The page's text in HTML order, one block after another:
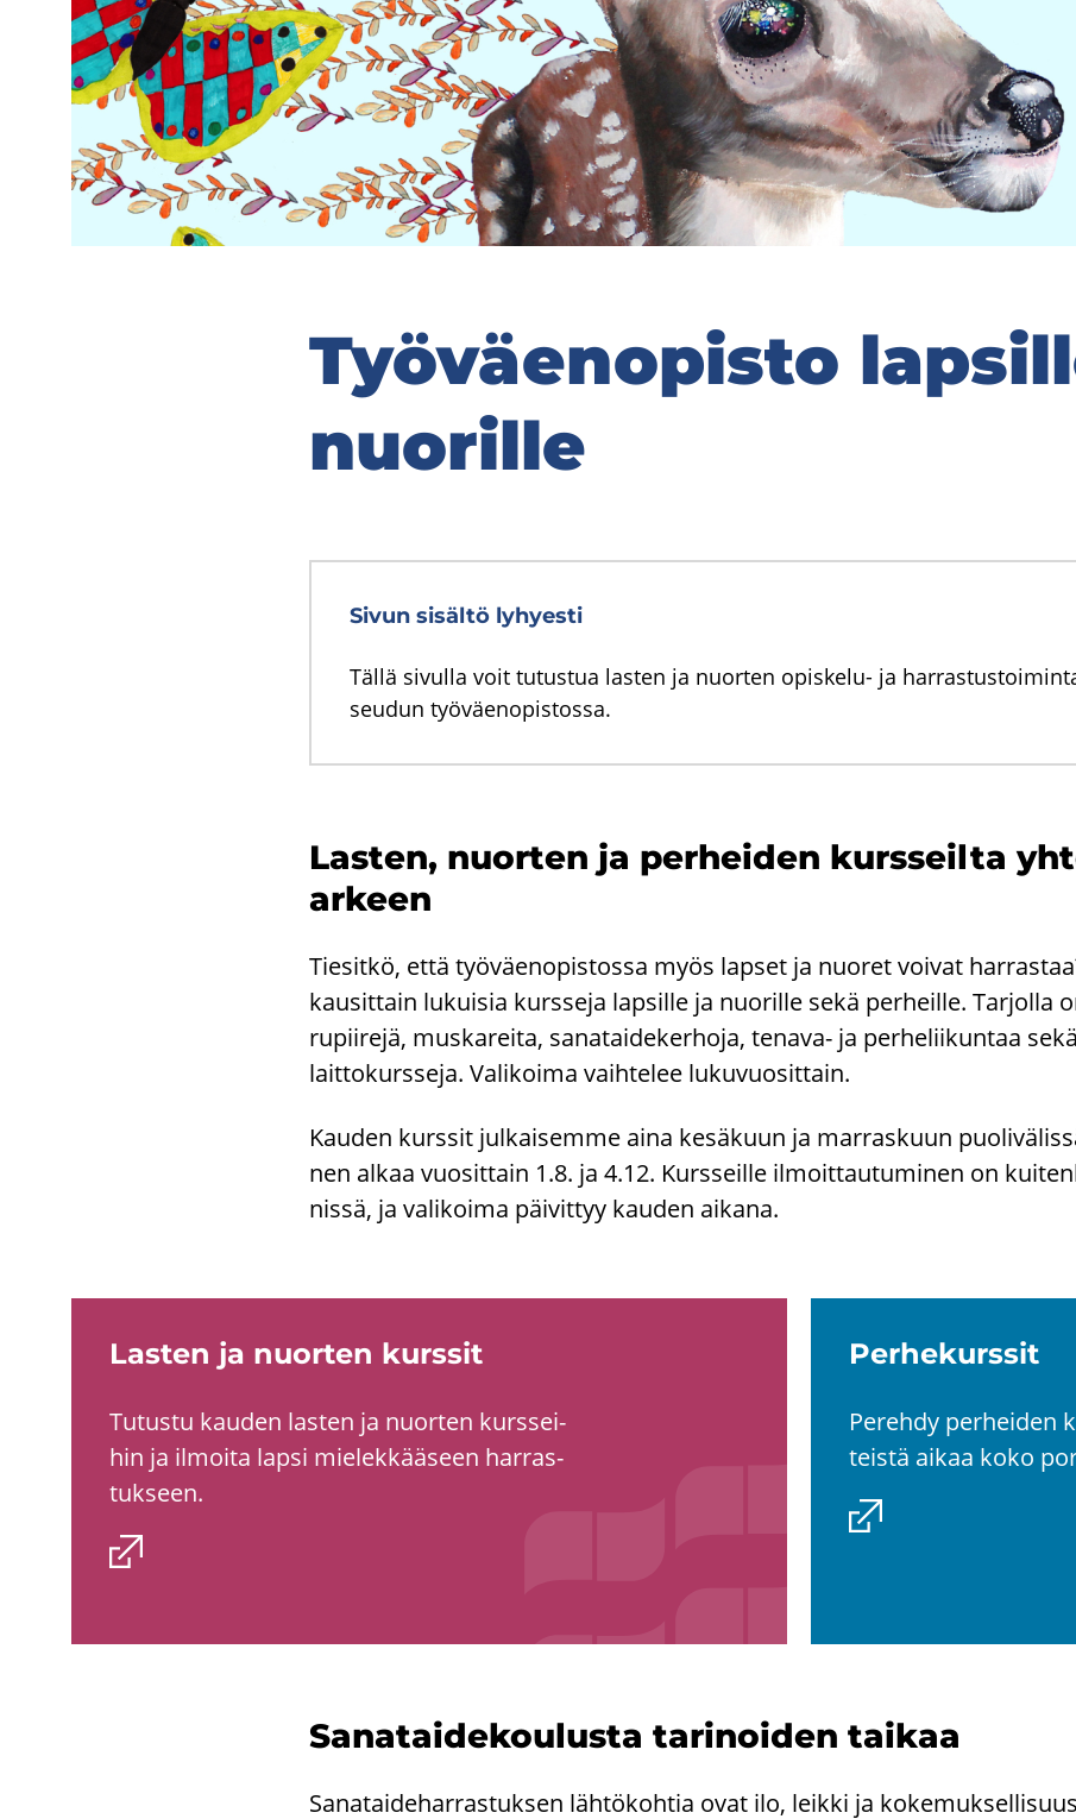
Työ­väen­opis­to
nuo­ril­le
Sivun sisältö lyhyesti
Tällä sivulla voit tutustua lasten ja nuorten opiskelu- ja
seudun työväenopistossa.
Las­ten, nuor­ten ja per­hei­den kurs­seil­ta
ar­keen
Tie­sit­kö, että työ­väen­opis­tos­sa myös lap­set ja nuo­ret voi­vat
kausit­tain lu­kui­sia kurs­se­ja lap­sil­le ja nuo­ril­le sekä per­heil­le. Tar­jol­la
ru­pii­re­jä, mus­ka­rei­ta, sa­na­tai­de­ker­ho­ja, tenava-​ ja per­he­lii­kun­taa
lait­to­kurs­se­ja. Va­li­koi­ma vaih­te­lee lu­ku­vuo­sit­tain.
Kau­den kurs­sit jul­kai­sem­me aina ke­sä­kuun ja mar­ras­kuun
nen alkaa vuo­sit­tain 1.8. ja 4.12. Kurs­seil­le il­moit­tau­tu­mi­nen on
nis­sä, ja va­li­koi­ma päi­vit­tyy kau­den ai­ka­na.
Las­ten ja nuor­ten kurs­sit
Tu­tus­tu kau­den las­ten ja nuor­ten kurs­sei­
hin ja il­moi­ta lapsi mie­lek­kää­seen har­ras­
tuk­seen.
Per­he­kurs­sit
Pe­reh­dy per­hei­den
teis­tä aikaa koko
Sa­na­tai­de­kou­lus­ta ta­ri­noi­den tai­kaa
Sa­na­tai­de­har­ras­tuk­sen läh­tö­koh­tia ovat ilo, leik­ki ja